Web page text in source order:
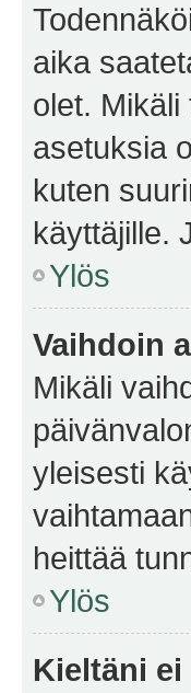
aika
olet.
asetuksia
kuten
käyttäjille.
Ylös
Vaihdoin
Mikäli
yleisesti
heittää
Ylös
Kieltäni